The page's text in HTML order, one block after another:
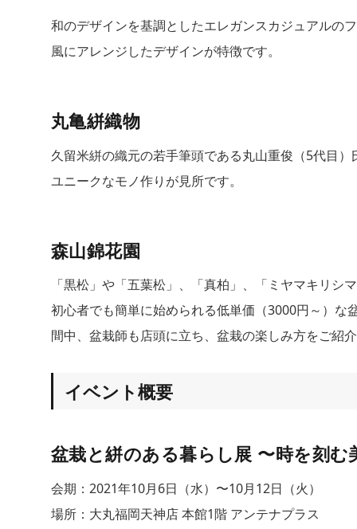
和のデザインを基調としたエレガンスカジュアルの
風にアレンジしたデザインが特徴です。
丸亀絣織物
久留米絣の織元の若手筆頭である丸山重俊（5代目
ユニークなモノ作りが見所です。
森山錦花園
「黒松」や「五葉松」、「真柏」、「ミヤマキリ
初心者でも簡単に始められる低単価（3000円～）
間中、盆栽師も店頭に立ち、盆栽の楽しみ方をご紹
イベント概要
盆栽と絣のある暮らし展 〜時を刻む
会期：2021年10月6日（水）〜10月12日（火）
場所：大丸福岡天神店 本館1階 アンテナプラス